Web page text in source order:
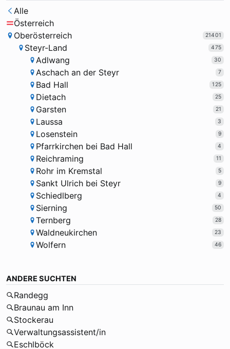
Alle
Österreich
Oberösterreich
21401
Steyr-Land 475
Adlwang 30
Aschach an der Steyr 7
Bad Hall 125
Dietach 25
Garsten 21
Laussa 3
Losenstein 9
Pfarrkirchen bei Bad Hall 4
Reichraming 11
Rohr im Kremstal 5
Sankt Ulrich bei Steyr 9
Schiedlberg 4
Sierning 50
Ternberg 28
Waldneukirchen 23
Wolfern 46
ANDERE SUCHTEN
Randegg
Braunau am Inn
Stockerau
Verwaltungsassistent/in
Eschlböck